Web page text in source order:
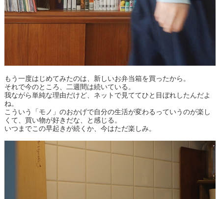
もう一度はじめてみたのは、新しいお弁当箱を買ったから。
それで今のところ、二週間は続いている。
我ながら単純な理由だけど、ネットで見ててひと目ぼれしたんだよ
ね。
こういう「モノ」のおかげで自分の生活が変わるっていうのが楽し
くて、買い物が好きだな、と感じる。
いつまでこの早起きが続くか、今はただ楽しみ。